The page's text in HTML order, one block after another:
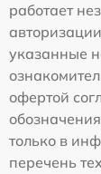
работает
указанные
офертой
только в
перечень